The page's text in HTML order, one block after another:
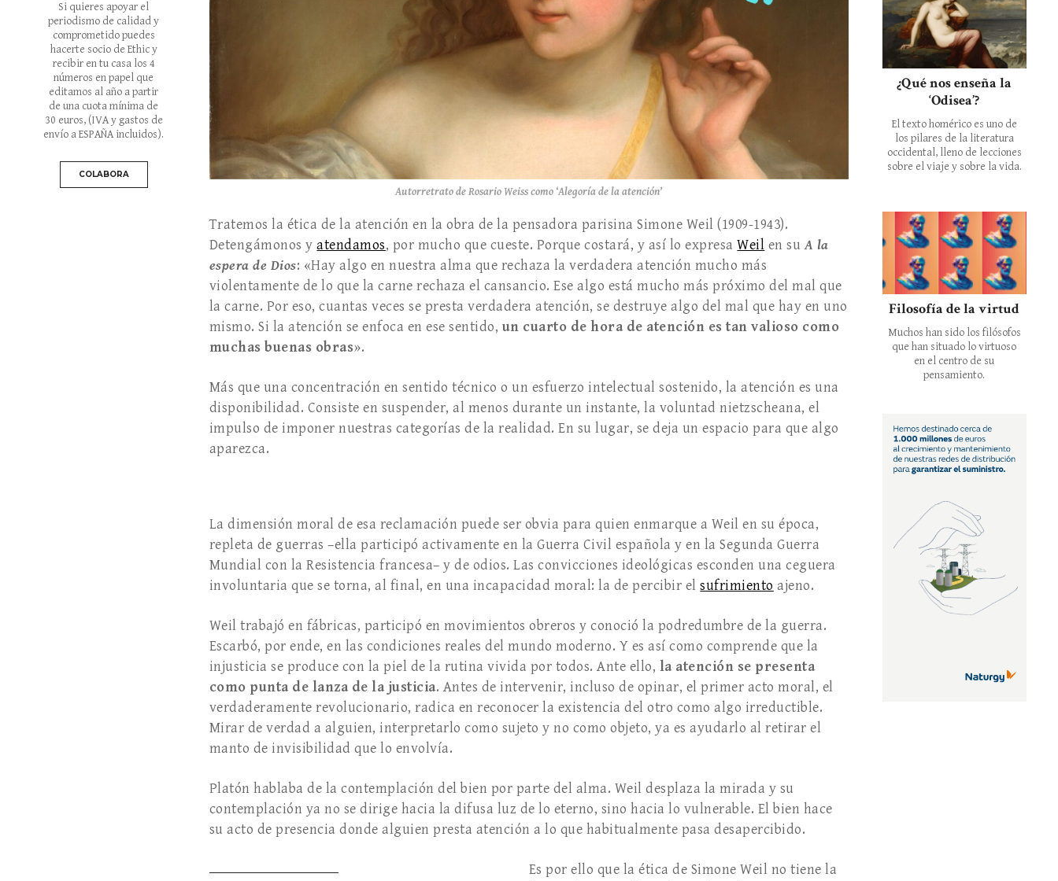
Si quieres apoyar el
periodismo de calidad y
comprometido puedes
hacerte socio de Ethic y
recibir en tu casa los 4
números en papel que
editamos al año a partir
de una cuota mínima de
30 euros, (IVA y gastos de
envío a ESPAÑA incluidos).
COLABORA
Autorretrato de Rosario Weiss como ‘Alegoría de la atención’
Tratemos la ética de la atención en la obra de la pensadora parisina Simone Weil (1909-1943).
Detengámonos yatendamos, por mucho que cueste. Porque costará, y así lo expresaWeil en suA la
espera de Dios: «Hay algo en nuestra alma que rechaza la verdadera atención mucho más
violentamente de lo que la carne rechaza el cansancio. Ese algo está mucho más próximo del mal que
la carne. Por eso, cuantas veces se presta verdadera atención, se destruye algo del mal que hay en uno
mismo. Si la atención se enfoca en ese sentido, un cuarto de hora de atención es tan valioso como
muchas buenas obras».
Más que una concentración en sentido técnico o un esfuerzo intelectual sostenido, la atención es una
disponibilidad. Consiste en suspender, al menos durante un instante, la voluntad nietzscheana, el
impulso de imponer nuestras categorías de la realidad. En su lugar, se deja un espacio para que algo
aparezca.
La dimensión moral de esa reclamación puede ser obvia para quien enmarque a Weil en su época,
repleta de guerras –ella participó activamente en la Guerra Civil española y en la Segunda Guerra
Mundial con la Resistencia francesa– y de odios. Las convicciones ideológicas esconden una ceguera
involuntaria que se torna, al final, en una incapacidad moral: la de percibir elsufrimiento ajeno.
Weil trabajó en fábricas, participó en movimientos obreros y conoció la podredumbre de la guerra.
Escarbó, por ende, en las condiciones reales del mundo moderno. Y es así como comprende que la
injusticia se produce con la piel de la rutina vivida por todos. Ante ello, la atención se presenta
como punta de lanza de la justicia. Antes de intervenir, incluso de opinar, el primer acto moral, el
verdaderamente revolucionario, radica en reconocer la existencia del otro como algo irreductible.
Mirar de verdad a alguien, interpretarlo como sujeto y no como objeto, ya es ayudarlo al retirar el
manto de invisibilidad que lo envolvía.
Platón hablaba de la contemplación del bien por parte del alma. Weil desplaza la mirada y su
contemplación ya no se dirige hacia la difusa luz de lo eterno, sino hacia lo vulnerable. El bien hace
su acto de presencia donde alguien presta atención a lo que habitualmente pasa desapercibido.
Es por ello que la ética de Simone Weil no tiene la
¿Qué nos enseña la
‘Odisea’?
El texto homérico es uno de
los pilares de la literatura
occidental, lleno de lecciones
sobre el viaje y sobre la vida.
Filosofía de la virtud
Muchos han sido los filósofos
que han situado lo virtuoso
en el centro de su
pensamiento.